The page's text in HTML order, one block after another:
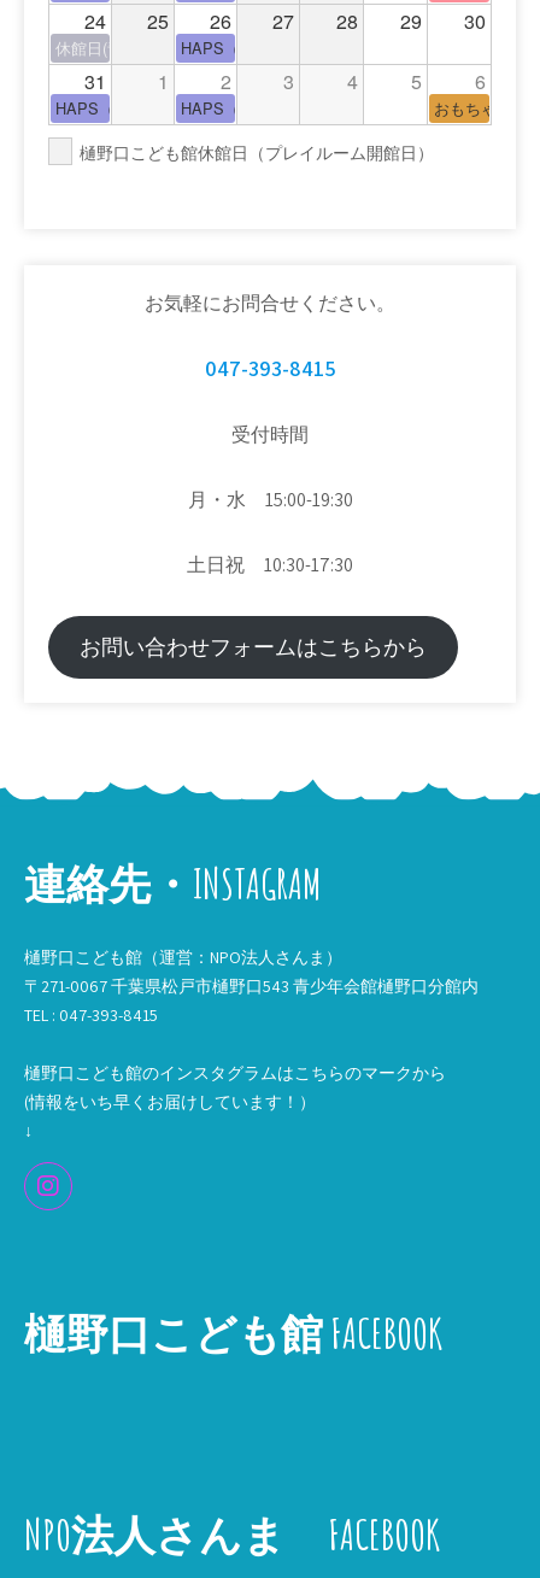
24 25 26 27 28 29 30
休館日(青少年会館休館日)HAPS（中高生タイム）
31 1 2 3 4 5 6
HAPS（中高生タイム）HAPS（中高生タイム） おもちゃの広
樋野口こども館休館日（プレイルーム開館日）
お気軽にお問合せください。
047-393-8415
受付時間
月・水 15:00-19:30
土日祝 10:30-17:30
お問い合わせフォームはこちらから
連絡先・INSTAGRAM
樋野口こども館（運営：NPO法人さんま）
〒271-0067 千葉県松戸市樋野口543 青少年会館樋野口分館内
TEL : 047-393-8415
樋野口こども館のインスタグラムはこちらのマークから
(情報をいち早くお届けしています！）
↓
樋野口こども館 FACEBOOK
NPO法人さんま FACEBOOK